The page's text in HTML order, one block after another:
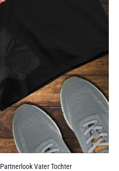
Partnerlook Vater Tochter